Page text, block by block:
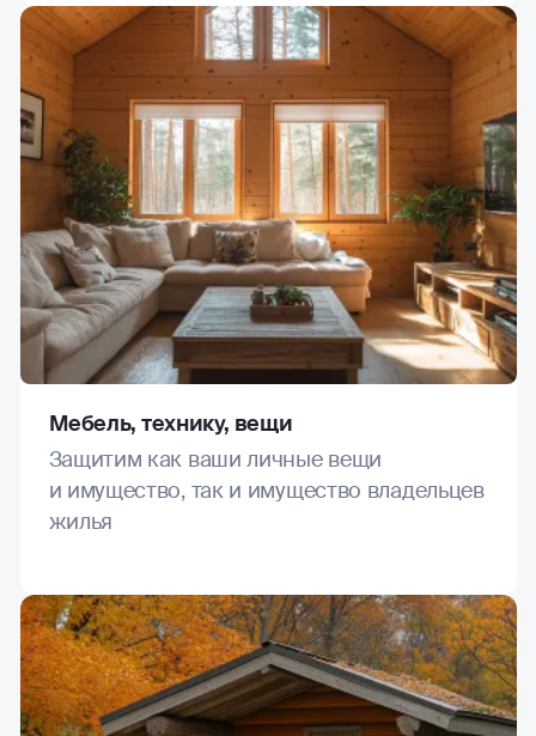
Мебель, технику, вещи
Защитим как ваши личные вещи
и имущество, так и имущество владельцев
жилья